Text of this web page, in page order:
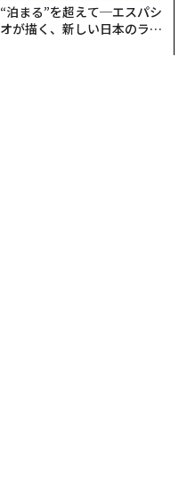
“泊まる”を超えて─エスパシ
オが描く、新しい日本のラグ